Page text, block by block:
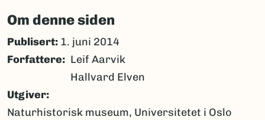
Om denne siden
Publisert: 1. juni 2014
Forfattere
Leif Aarvik
Hallvard Elven
Utgiver
Naturhistorisk museum, Universitetet i Oslo